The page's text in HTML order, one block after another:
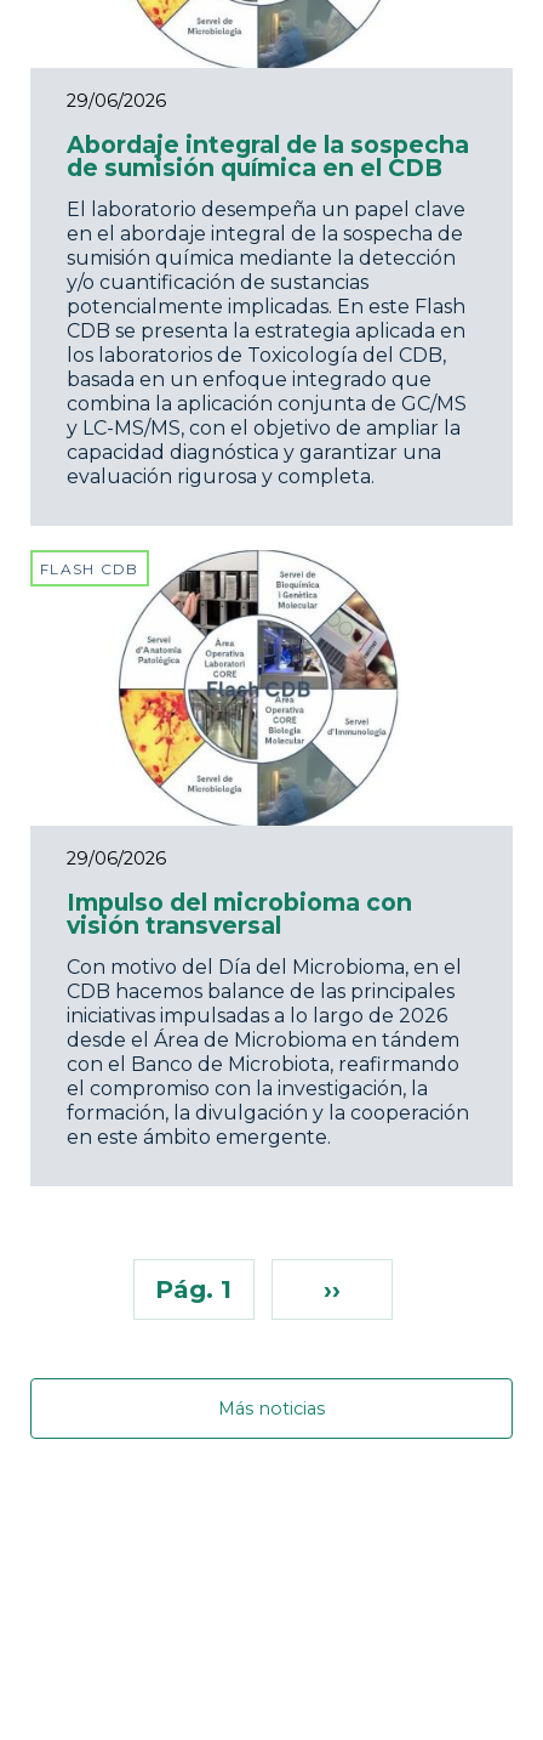
29/06/2026
Abordaje integral de la sospecha
de sumisión química en el CDB
El laboratorio desempeña un papel clave
en el abordaje integral de la sospecha de
sumisión química mediante la detección
y/o cuantificación de sustancias
potencialmente implicadas. En este Flash
CDB se presenta la estrategia aplicada en
los laboratorios de Toxicología del CDB,
basada en un enfoque integrado que
combina la aplicación conjunta de GC/MS
y LC-MS/MS, con el objetivo de ampliar la
capacidad diagnóstica y garantizar una
evaluación rigurosa y completa.
FLASH CDB
29/06/2026
Impulso del microbioma con
visión transversal
Con motivo del Día del Microbioma, en el
CDB hacemos balance de las principales
iniciativas impulsadas a lo largo de 2026
desde el Área de Microbioma en tándem
con el Banco de Microbiota, reafirmando
el compromiso con la investigación, la
formación, la divulgación y la cooperación
en este ámbito emergente.
Pág. 1 ››
Más noticias